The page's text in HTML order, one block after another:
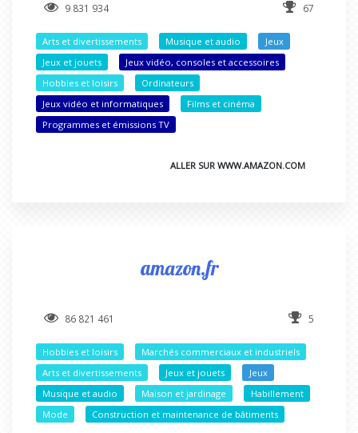
9 831 934 67
Arts et divertissements Musique et audio
Jeux
Jeux et jouets
Jeux vidéo, consoles et accessoires
Hobbies et loisirs
Ordinateurs
Jeux vidéo et informatiques
Films et cinéma
Programmes et émissions TV
ALLER SUR WWW.AMAZON.COM
amazon.fr
86 821 461 5
Hobbies et loisirs
Marchés commerciaux et industriels
Arts et divertissements
Jeux et jouets
Jeux
Musique et audio
Maison et jardinage
Habillement
Mode
Construction et maintenance de bâtiments